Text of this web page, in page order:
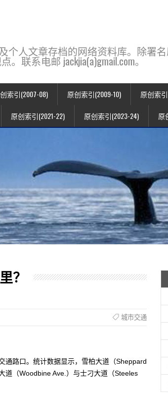
及个人文章存档的网络资料库。除署
联系电邮 jackjia(a)gmail.com。
索引(2007-08) 原创索引(2009-10) 原创索引
原创索引(2021-22) 原创索引(2023-24) 原
？
城市交通
通路口。统计数据显示，雪柏大道（Sheppard
道（Woodbine Ave.）与士刁大道（Steeles